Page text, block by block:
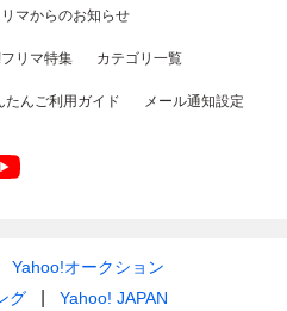
マからのお知らせ
リマ特集 カテゴリ一覧
たんご利用ガイド メール通知設定
Yahoo!オークション
グ
Yahoo! JAPAN